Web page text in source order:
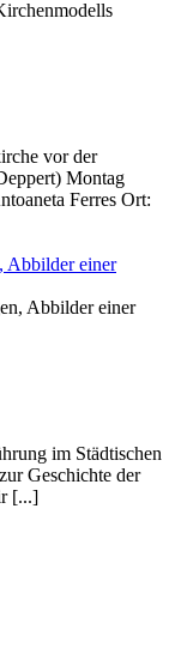
vor der
Montag
Ferres Ort:
Abbilder einer
im Städtischen
Geschichte der
[...]